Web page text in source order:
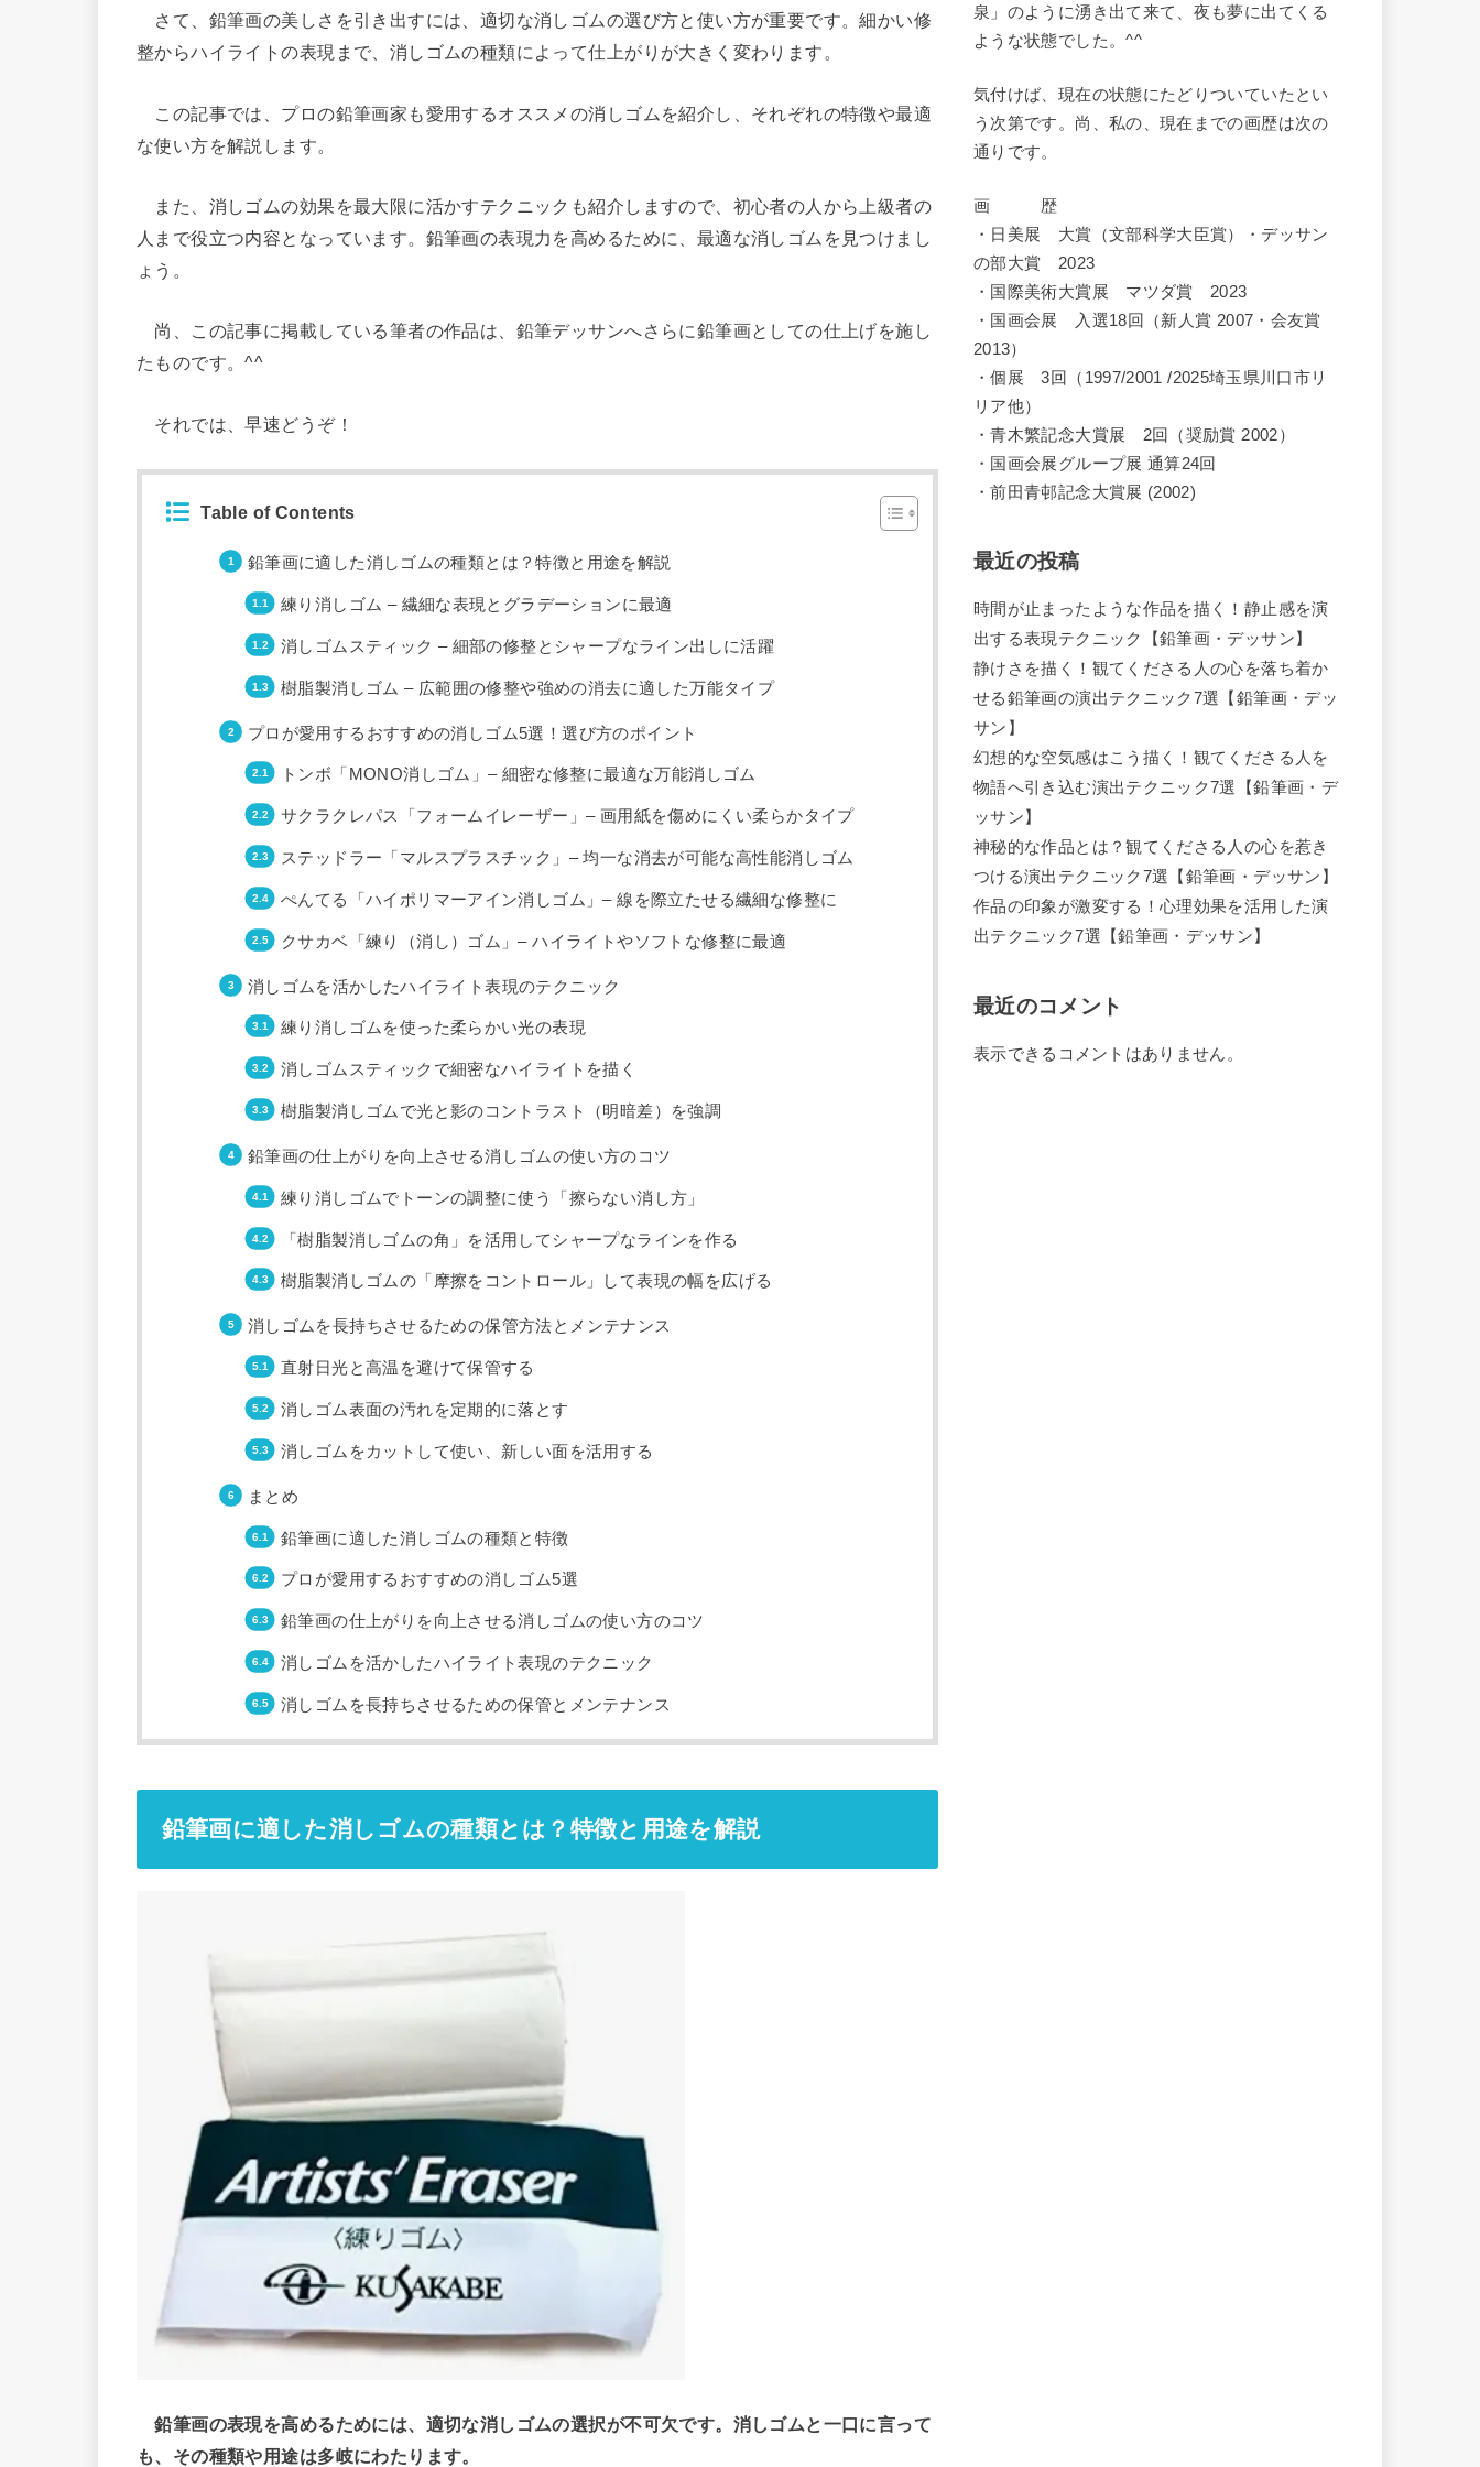
さて、鉛筆画の美しさを引き出すには、適切な消しゴムの選び方と使い方が重要です。細かい修
整からハイライトの表現まで、消しゴムの種類によって仕上がりが大きく変わります。
この記事では、プロの鉛筆画家も愛用するオススメの消しゴムを紹介し、それぞれの特徴や最適
な使い方を解説します。
また、消しゴムの効果を最大限に活かすテクニックも紹介しますので、初心者の人から上級者の
人まで役立つ内容となっています。鉛筆画の表現力を高めるために、最適な消しゴムを見つけまし
ょう。
尚、この記事に掲載している筆者の作品は、鉛筆デッサンへさらに鉛筆画としての仕上げを施し
たものです。^^
それでは、早速どうぞ！
Table of Contents
鉛筆画に適した消しゴムの種類とは？特徴と用途を解説
練り消しゴム – 繊細な表現とグラデーションに最適
消しゴムスティック – 細部の修整とシャープなライン出しに活躍
樹脂製消しゴム – 広範囲の修整や強めの消去に適した万能タイプ
プロが愛用するおすすめの消しゴム5選！選び方のポイント
トンボ「MONO消しゴム」– 細密な修整に最適な万能消しゴム
サクラクレパス「フォームイレーザー」– 画用紙を傷めにくい柔らかタイプ
ステッドラー「マルスプラスチック」– 均一な消去が可能な高性能消しゴム
ぺんてる「ハイポリマーアイン消しゴム」– 線を際立たせる繊細な修整に
クサカベ「練り（消し）ゴム」– ハイライトやソフトな修整に最適
消しゴムを活かしたハイライト表現のテクニック
練り消しゴムを使った柔らかい光の表現
消しゴムスティックで細密なハイライトを描く
樹脂製消しゴムで光と影のコントラスト（明暗差）を強調
鉛筆画の仕上がりを向上させる消しゴムの使い方のコツ
練り消しゴムでトーンの調整に使う「擦らない消し方」
「樹脂製消しゴムの角」を活用してシャープなラインを作る
樹脂製消しゴムの「摩擦をコントロール」して表現の幅を広げる
消しゴムを長持ちさせるための保管方法とメンテナンス
直射日光と高温を避けて保管する
消しゴム表面の汚れを定期的に落とす
消しゴムをカットして使い、新しい面を活用する
まとめ
鉛筆画に適した消しゴムの種類と特徴
プロが愛用するおすすめの消しゴム5選
鉛筆画の仕上がりを向上させる消しゴムの使い方のコツ
消しゴムを活かしたハイライト表現のテクニック
消しゴムを長持ちさせるための保管とメンテナンス
鉛筆画に適した消しゴムの種類とは？特徴と用途を解説
鉛筆画の表現を高めるためには、適切な消しゴムの選択が不可欠です。消しゴムと一口に言って
も、その種類や用途は多岐にわたります。
泉」のように湧き出て来て、夜も夢に出てくる
ような状態でした。^^
気付けば、現在の状態にたどりついていたとい
う次第です。尚、私の、現在までの画歴は次の
通りです。
画 歴
・日美展 大賞（文部科学大臣賞）・デッサン
の部大賞 2023
・国際美術大賞展 マツダ賞 2023
・国画会展 入選18回（新人賞 2007・会友賞
2013）
・個展 3回（1997/2001 /2025埼玉県川口市リ
リア他）
・青木繁記念大賞展 2回（奨励賞 2002）
・国画会展グループ展 通算24回
・前田青邨記念大賞展 (2002)
最近の投稿
時間が止まったような作品を描く！静止感を演
出する表現テクニック【鉛筆画・デッサン】
静けさを描く！観てくださる人の心を落ち着か
せる鉛筆画の演出テクニック7選【鉛筆画・デッ
サン】
幻想的な空気感はこう描く！観てくださる人を
物語へ引き込む演出テクニック7選【鉛筆画・デ
ッサン】
神秘的な作品とは？観てくださる人の心を惹き
つける演出テクニック7選【鉛筆画・デッサン】
作品の印象が激変する！心理効果を活用した演
出テクニック7選【鉛筆画・デッサン】
最近のコメント
表示できるコメントはありません。